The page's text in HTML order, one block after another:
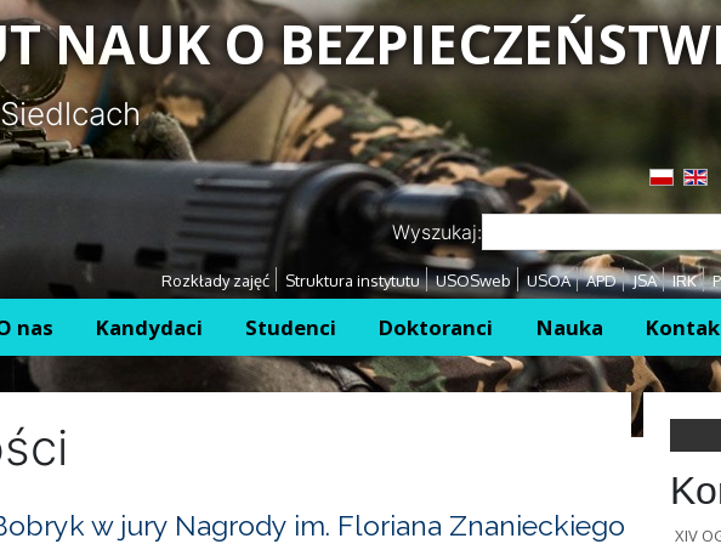
NAUK O
Przejdź
Przejdź
Wyszukaj:
Rozkłady zajęć Struktura instytutu USOSweb USOA APD JSA IRK
nas Kandydaci Studenci Doktoranci Nauka
w jury Nagrody im. Floriana Znanieckiego XIV